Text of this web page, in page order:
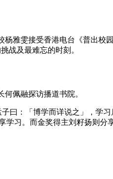
雅雯接受香港电台《普出校
战及最难忘的时刻。
佩融探访播道书院。
：「博学而详说之」，学习
习。而金奖得主刘籽扬则分